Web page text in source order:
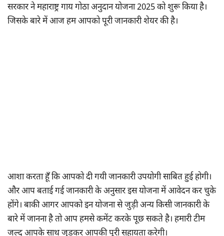
सरकार ने महाराष्ट्र गाय गोठा अनुदान योजना 2025 को शुरू किया है।
जिसके बारे में आज हम आपको पूरी जानकारी शेयर की है।
आशा करता हूँ कि आपको दी गयी जानकारी उपयोगी साबित हुई होगी।
और आप बताई गई जानकारी के अनुसार इस योजना में आवेदन कर चुके
होंगे। बाकी आगर आपको इन योजना से जुड़ी अन्य किसी जानकारी के
बारे में जानना है तो आप हमसे कमेंट करके पूछ सकते है। हमारी टीम
जल्द आपके साथ जुड़कर आपकी पूरी सहायता करेगी।